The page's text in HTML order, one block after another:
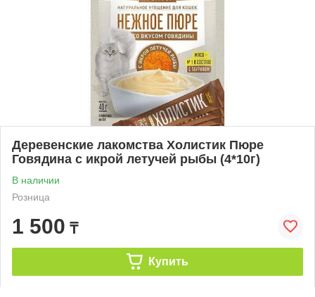
Деревенские лакомства Холистик Пюре
Говядина с икрой летучей рыбы (4*10г)
В наличии
Розница
1 500 ₸
Купить